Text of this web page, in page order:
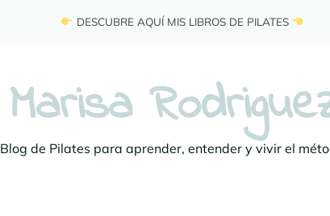
DESCUBRE AQUÍ MIS LIBROS DE PILATES
Marisa
Blog de Pilates para aprender, entender y vivir el